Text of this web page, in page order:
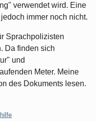
verwendet wird. Eine
immer noch nicht.
Sprachpolizisten
Da finden sich
und
Meter. Meine
des Dokuments lesen.